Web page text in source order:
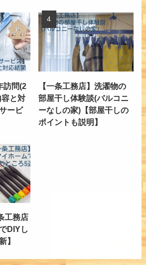
訪問(2
と対
ービ
【一条工務店】洗濯物の
部屋干し体験談(バルコニ
ーなしの家)【部屋干しの
ポイントも説明】
工務店
DIYし
】